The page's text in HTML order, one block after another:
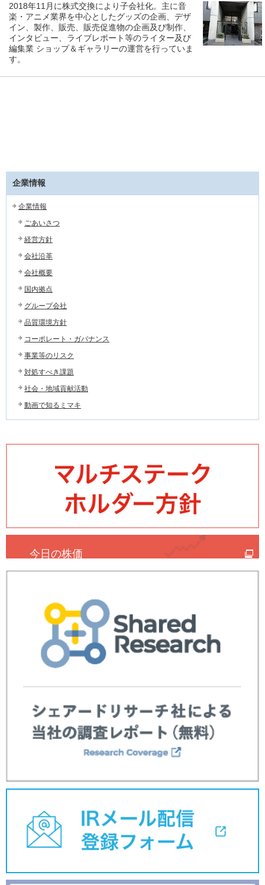
2018年11月に株式交換により子会社化。主に音
楽・アニメ業界を中心としたグッズの企画、デザ
イン、製作、販売、販売促進物の企画及び制作、
インタビュー、ライブレポート等のライター及び
編集業 ショップ＆ギャラリーの運営を行っていま
す。
企業情報
企業情報
ごあいさつ
経営方針
会社沿革
会社概要
国内拠点
グループ会社
品質環境方針
コーポレート・ガバナンス
事業等のリスク
対処すべき課題
社会・地域貢献活動
動画で知るミマキ
今日の株価